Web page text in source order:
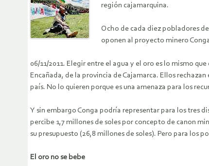
región cajamarquina.
Ocho de cada diez pobladores
oponen al proyecto minero
06/11/2011. Elegir entre el agua y el oro es lo mismo
Encañada, de la provincia de Cajamarca. Ellos
país. No lo quieren porque es una amenaza para los
Y sin embargo Conga podría representar para los tres
percibe 1,7 millones de soles por concepto de canon
su presupuesto (26,8 millones de soles). Pero para los
El oro no se bebe